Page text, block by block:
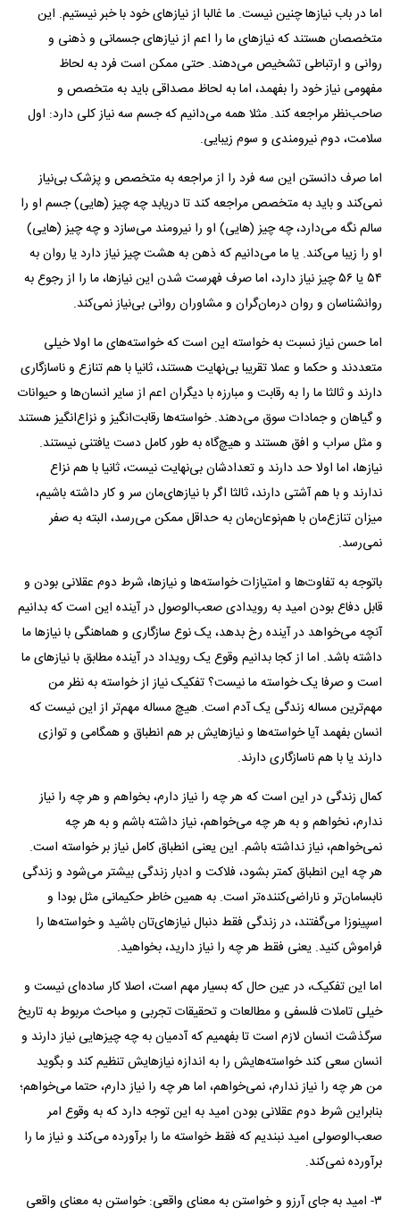
اما در باب نیاز‌ها چنین نیست. ما غالبا از نیاز‌های خود با خبر نیستیم. این
متخصصان هستند که نیاز‌های ما را اعم از نیاز‌های جسمانی و ذهنی و
روانی و ارتباطی تشخیص می‌دهند. حتی ممکن است فرد به لحاظ
مفهومی نیاز خود را بفهمد، اما به لحاظ مصداقی باید به متخصص و
صاحب‌نظر مراجعه کند. مثلا همه می‌دانیم که جسم سه نیاز کلی دارد: اول
سلامت، دوم نیرومندی و سوم زیبایی.
اما صرف دانستن این سه فرد را از مراجعه به متخصص و پزشک بی‌نیاز
نمی‌کند و باید به متخصص مراجعه کند تا دریابد چه چیز (هایی) جسم او را
سالم نگه می‌دارد، چه چیز (هایی) او را نیرومند می‌سازد و چه چیز (هایی)
او را زیبا می‌کند. یا ما می‌دانیم که ذهن به هشت چیز نیاز دارد یا روان به
۵۴ یا ۵۶ چیز نیاز دارد، اما صرف فهرست شدن این نیازها، ما را از رجوع به
روانشناسان و روان درمان‌گران و مشاوران روانی بی‌نیاز نمی‌کند.
اما حسن نیاز نسبت به خواسته این است که خواسته‌های ما اولا خیلی
متعددند و حکما و عملا تقریبا بی‌نهایت هستند، ثانیا با هم تنازع و ناسازگاری
دارند و ثالثا ما را به رقابت و مبارزه با دیگران اعم از سایر انسان‌ها و حیوانات
و گیاهان و جمادات سوق می‌دهند. خواسته‌ها رقابت‌انگیز و نزاع‌انگیز هستند
و مثل سراب و افق هستند و هیچ‌گاه به طور کامل دست یافتنی نیستند.
نیازها، اما اولا حد دارند و تعدادشان بی‌نهایت نیست، ثانیا با هم نزاع
ندارند و با هم آشتی دارند، ثالثا اگر با نیازهای‌مان سر و کار داشته باشیم،
میزان تنازع‌مان با هم‌نوعان‌مان به حداقل ممکن می‌رسد، البته به صفر
نمی‌رسد.
باتوجه به تفاوت‌ها و امتیازات خواسته‌ها و نیازها، شرط دوم عقلانی بودن و
قابل دفاع بودن امید به رویدادی صعب‌الوصول در آینده این است که بدانیم
آنچه می‌خواهد در آینده رخ بدهد، یک نوع سازگاری و هماهنگی با نیاز‌ها ما
داشته باشد. اما از کجا بدانیم وقوع یک رویداد در آینده مطابق با نیاز‌های ما
است و صرفا یک خواسته ما نیست؟ تفکیک نیاز از خواسته به نظر من
مهم‌ترین مساله زندگی یک آدم است. هیچ مساله مهم‌تر از این نیست که
انسان بفهمد آیا خواسته‌ها و نیازهایش بر هم انطباق و همگامی و توازی
دارند یا با هم ناسازگاری دارند.
کمال زندگی در این است که هر چه را نیاز دارم، بخواهم و هر چه را نیاز
ندارم، نخواهم و به هر چه می‌خواهم، نیاز داشته باشم و به هر چه
نمی‌خواهم، نیاز نداشته باشم. این یعنی انطباق کامل نیاز بر خواسته است.
هر چه این انطباق کمتر بشود، فلاکت و ادبار زندگی بیشتر می‌شود و زندگی
نابسامان‌تر و ناراضی‌کننده‌تر است. به همین خاطر حکیمانی مثل بودا و
اسپینوزا می‌گفتند، در زندگی فقط دنبال نیازهای‌تان باشید و خواسته‌ها را
فراموش کنید. یعنی فقط هر چه را نیاز دارید، بخواهید.
اما این تفکیک، در عین حال که بسیار مهم است، اصلا کار ساده‌ای نیست و
خیلی تاملات فلسفی و مطالعات و تحقیقات تجربی و مباحث مربوط به تاریخ
سرگذشت انسان لازم است تا بفهمیم که آدمیان به چه چیز‌هایی نیاز دارند و
انسان سعی کند خواسته‌هایش را به اندازه نیازهایش تنظیم کند و بگوید
من هر چه را نیاز ندارم، نمی‌خواهم، اما هر چه را نیاز دارم، حتما می‌خواهم؛
بنابراین شرط دوم عقلانی بودن امید به این توجه دارد که به وقوع امر
صعب‌الوصولی امید نبندیم که فقط خواسته ما را برآورده می‌کند و نیاز ما را
برآورده نمی‌کند.
۳- امید به جای آرزو و خواستن به معنای واقعی: خواستن به معنای واقعی